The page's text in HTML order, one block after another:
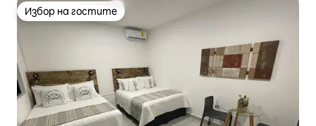
Избор на гостите
Избор на гостите